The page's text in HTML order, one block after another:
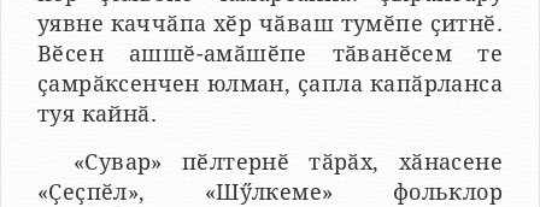
уявне каччӑпа хӗр чӑваш тумӗпе ҫитнӗ.
Вӗсен ашшӗ-амӑшӗпе тӑванӗсем те
ҫамрӑксенчен юлман, ҫапла капӑрланса
туя кайнӑ.
«Сувар» пӗлтернӗ тӑрӑх, хӑнасене
«Ҫеҫпӗл», «Шӳлкеме» фольклор